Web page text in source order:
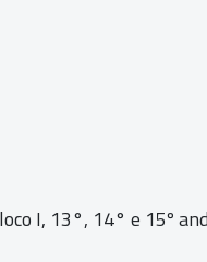
I, 13°, 14° e 15º